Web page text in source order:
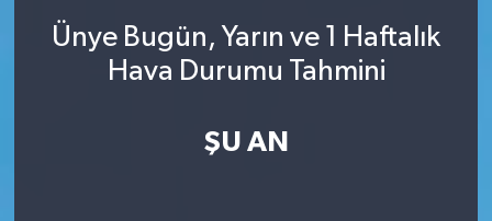
Ünye Bugün, Yarın ve 1 Haftalık
Hava Durumu Tahmini
ŞU AN
SINAVLAR
AKADEMİK/BİLİM